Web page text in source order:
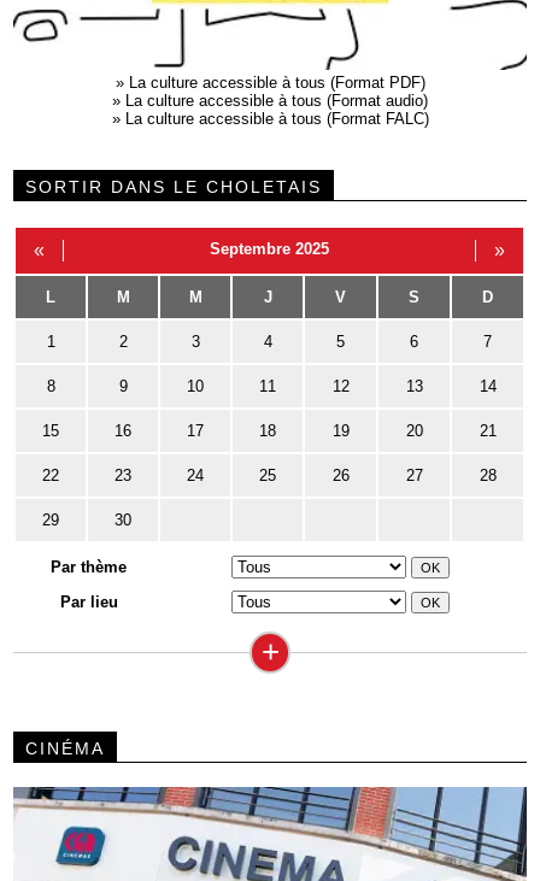
»
La culture accessible à tous (Format PDF)
»
La culture accessible à tous (Format audio)
»
La culture accessible à tous (Format FALC)
SORTIR DANS LE CHOLETAIS
« Septembre 2025 »
L M M J V S D
1 2 3 4 5 6 7
8 9 10 11 12 13 14
15 16 17 18 19 20 21
22 23 24 25 26 27 28
29 30
Par thème
Par lieu
+
CINÉMA